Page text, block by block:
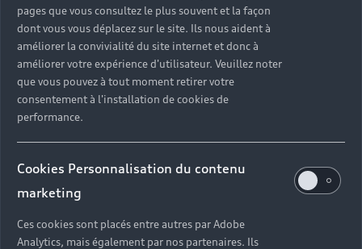
pages que vous consultez le plus souvent et la façon
dont vous vous déplacez sur le site. Ils nous aident à
améliorer la convivialité du site internet et donc à
améliorer votre expérience d'utilisateur. Veuillez noter
que vous pouvez à tout moment retirer votre
consentement à l'installation de cookies de
performance.
Cookies Personnalisation du contenu
marketing
Ces cookies sont placés entre autres par Adobe
Analytics, mais également par nos partenaires. Ils